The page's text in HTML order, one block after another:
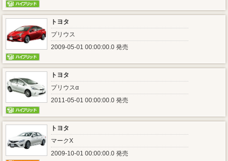
トヨタ
プリウス
2009-05-01 00:00:00.0 発売
トヨタ
プリウスα
2011-05-01 00:00:00.0 発売
トヨタ
マークX
2009-10-01 00:00:00.0 発売